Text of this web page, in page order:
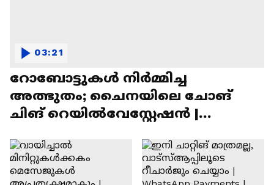
റോബോട്ടുകൾ നിർമ്മിച്ച
അത്ഭുതം; ചൈനയിലെ ചോങ്
ചിങ് റെയിൽവേസ്റ്റേഷൻ |
03:21